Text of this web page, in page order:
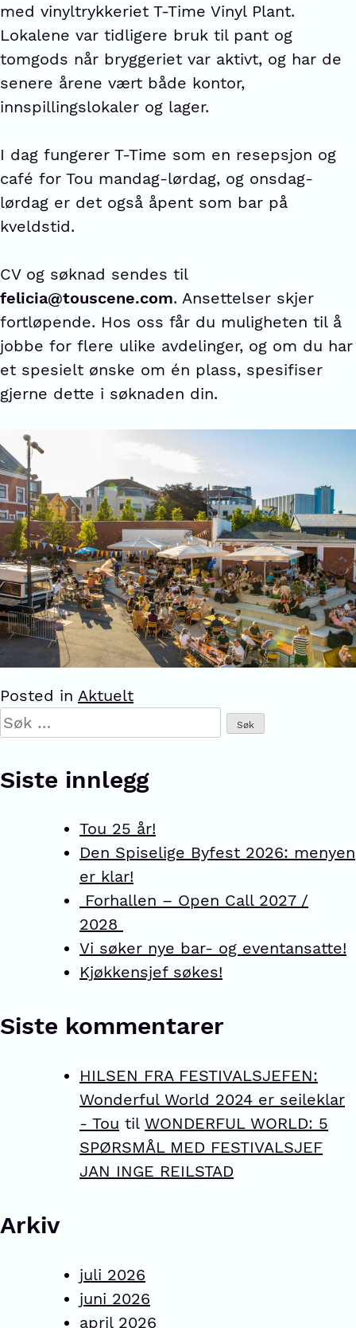
med vinyltrykkeriet T-Time Vinyl Plant.
Lokalene var tidligere bruk til pant og
tomgods når bryggeriet var aktivt, og har de
senere årene vært både kontor,
innspillingslokaler og lager.
I dag fungerer T-Time som en resepsjon og
café for Tou mandag-lørdag, og onsdag-
lørdag er det også åpent som bar på
kveldstid.
CV og søknad sendes til
felicia@touscene.com. Ansettelser skjer
fortløpende. Hos oss får du muligheten til å
jobbe for flere ulike avdelinger, og om du har
et spesielt ønske om én plass, spesifiser
gjerne dette i søknaden din.
Posted in Aktuelt
Siste innlegg
Tou 25 år!
Den Spiselige Byfest 2026: menyen
er klar!
Forhallen – Open Call 2027 /
2028
Vi søker nye bar- og eventansatte!
Kjøkkensjef søkes!
Siste kommentarer
HILSEN FRA FESTIVALSJEFEN:
Wonderful World 2024 er seileklar
- Tou til WONDERFUL WORLD: 5
SPØRSMÅL MED FESTIVALSJEF
JAN INGE REILSTAD
Arkiv
juli 2026
juni 2026
april 2026